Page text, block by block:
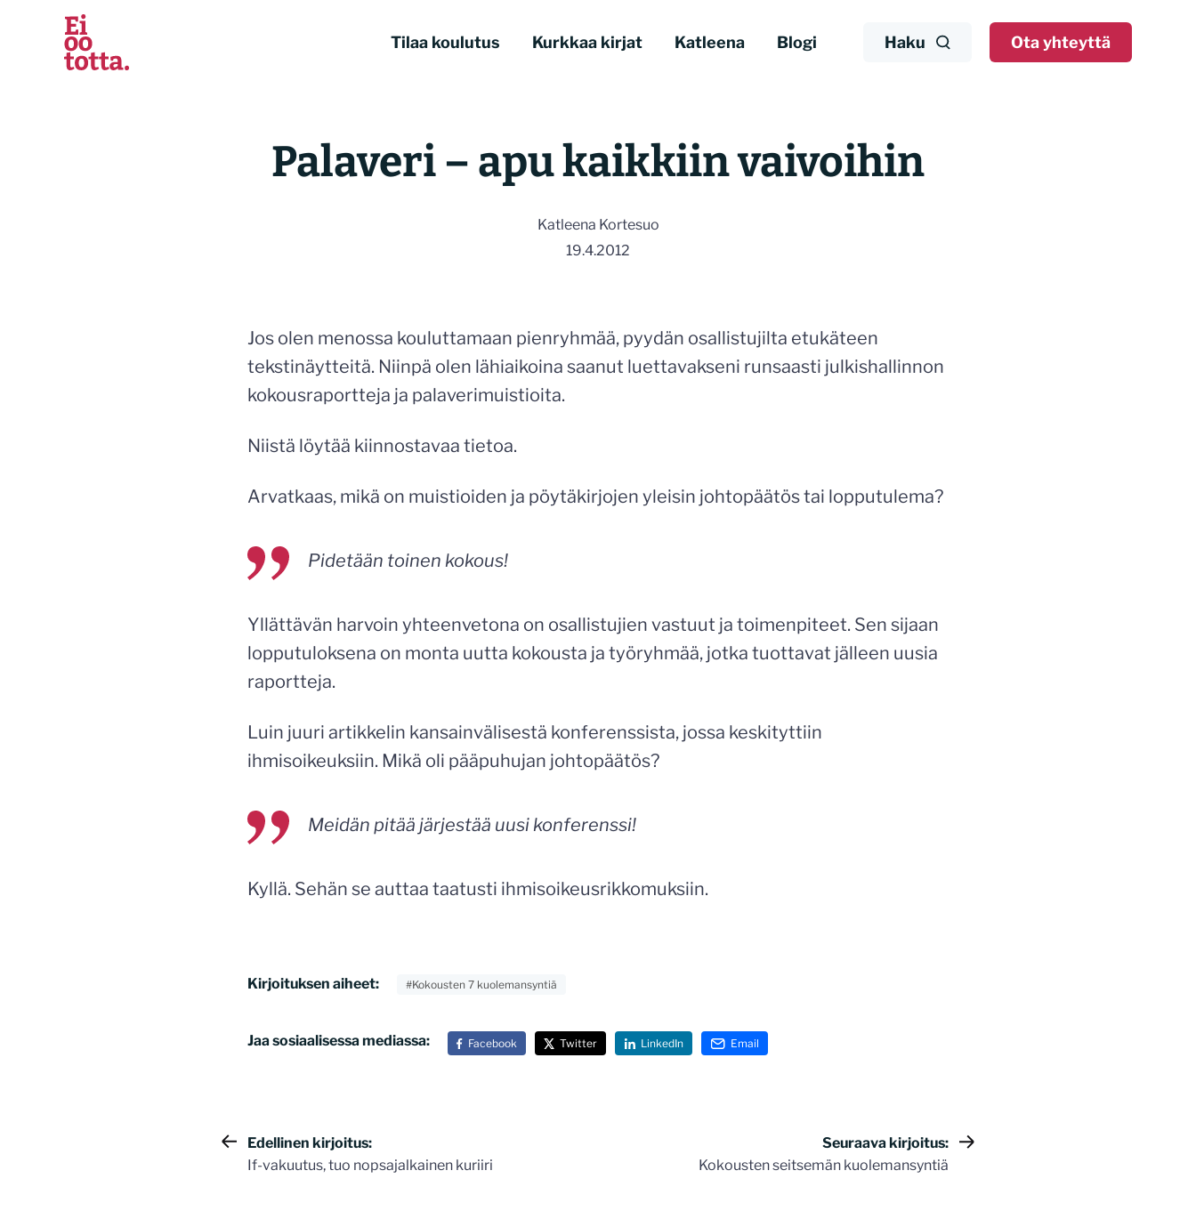
sisältöön
Tilaa koulutus Kurkkaa kirjat Katleena Blogi Haku Ota yhteyttä
Palaveri – apu kaikkiin vaivoihin
Katleena Kortesuo
19.4.2012
Jos olen menossa kouluttamaan pienryhmää, pyydän osallistujilta etukäteen
tekstinäytteitä. Niinpä olen lähiaikoina saanut luettavakseni runsaasti julkishallinnon
kokousraportteja ja palaverimuistioita.
Niistä löytää kiinnostavaa tietoa.
Arvatkaas, mikä on muistioiden ja pöytäkirjojen yleisin johtopäätös tai lopputulema?
Pidetään toinen kokous!
Yllättävän harvoin yhteenvetona on osallistujien vastuut ja toimenpiteet. Sen sijaan
lopputuloksena on monta uutta kokousta ja työryhmää, jotka tuottavat jälleen uusia
raportteja.
Luin juuri artikkelin kansainvälisestä konferenssista, jossa keskityttiin
ihmisoikeuksiin. Mikä oli pääpuhujan johtopäätös?
Meidän pitää järjestää uusi konferenssi!
Kyllä. Sehän se auttaa taatusti ihmisoikeusrikkomuksiin.
Kirjoituksen aiheet: #Kokousten 7 kuolemansyntiä
Jaa sosiaalisessa mediassa: Facebook Twitter LinkedIn Email
Artikkelien
Edellinen kirjoitus:
If-vakuutus, tuo nopsajalkainen kuriiri
Seuraava kirjoitus:
Kokousten seitsemän kuolemansyntiä